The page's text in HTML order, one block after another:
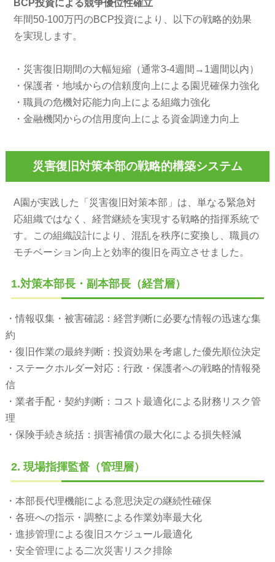
BCP投資による競争優位性確立
年間50-100万円のBCP投資により、以下の戦略的効果
を実現します。
・災害復旧期間の大幅短縮（通常3-4週間→1週間以内）
・保護者・地域からの信頼度向上による園児確保力強化
・職員の危機対応能力向上による組織力強化
・金融機関からの信用度向上による資金調達力向上
災害復旧対策本部の戦略的構築システム
A園が実践した「災害復旧対策本部」は、単なる緊急対
応組織ではなく、経営継続を実現する戦略的指揮系統で
す。この組織設計により、混乱を秩序に変換し、職員の
モチベーション向上と効率的復旧を両立させました。
1.対策本部長・副本部長（経営層）
・情報収集・被害確認：経営判断に必要な情報の迅速な集
約
・復旧作業の最終判断：投資効果を考慮した優先順位決定
・ステークホルダー対応：行政・保護者への戦略的情報発
信
・業者手配・契約判断：コスト最適化による財務リスク管
理
・保険手続き統括：損害補償の最大化による損失軽減
2. 現場指揮監督（管理層）
・本部長代理機能による意思決定の継続性確保
・各班への指示・調整による作業効率最大化
・進捗管理による復旧スケジュール最適化
・安全管理による二次災害リスク排除